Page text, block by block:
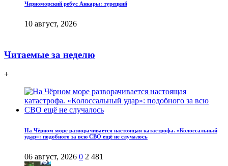
Черноморский ребус Анкары: турецкий
10 август, 2026
Читаемые за неделю
+
На Чёрном море разворачивается настоящая катастрофа. «Колоссальный
удар»: подобного за всю СВО ещё не случалось
06 август, 2026 0 2 481